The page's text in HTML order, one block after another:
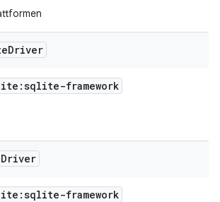
Driver
framework
Driver
framework